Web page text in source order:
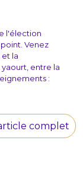
l'élection
Venez
la
entre la
:
complet